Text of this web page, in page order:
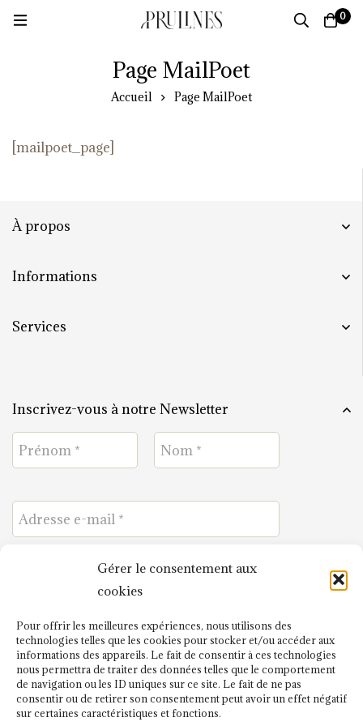
Gérer le consentement aux
cookies
Pour offrir les meilleures expériences, nous utilisons des
technologies telles que les cookies pour stocker et/ou accéder aux
informations des appareils. Le fait de consentir à ces technologies
nous permettra de traiter des données telles que le comportement
de navigation ou les ID uniques sur ce site. Le fait de ne pas
consentir ou de retirer son consentement peut avoir un effet négatif
sur certaines caractéristiques et fonctions.
0
Page MailPoet
Accueil Page MailPoet
[mailpoet_page]
À propos
Informations
Services
Inscrivez-vous à notre Newsletter
la politique de confidentialité